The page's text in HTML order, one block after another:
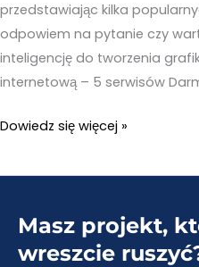
przedstawiając kilka
odpowiem na pytanie czy
inteligencję do tworzenia
internetową – 5 serwisów
Darmowe
na
internetową
Dowiedz się więcej »
Masz projekt,
wreszcie